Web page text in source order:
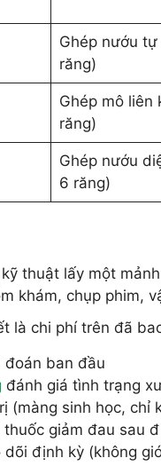
Ghép nướu tự
răng)
Ghép mô liên
răng)
Ghép nướu
6 răng)
kỹ thuật lấy một
khám, chụp phim,
là chi phí trên đã
đoán ban đầu
đánh giá tình trạng
(màng sinh học, chỉ
thuốc giảm đau sau
dõi định kỳ (không